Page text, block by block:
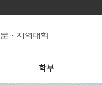
학부